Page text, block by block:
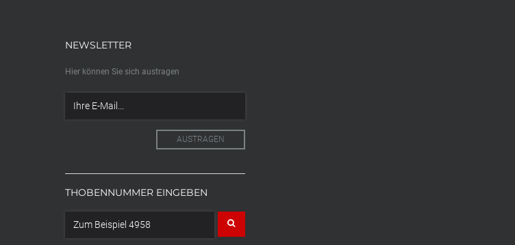
NEWSLETTER
Hier können Sie sich austragen
THOBENNUMMER EINGEBEN